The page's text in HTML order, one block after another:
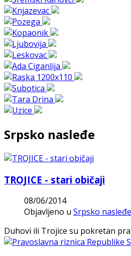
Srpsko nasleđe
TROJICE - stari običaji
08/06/2014
Objavljeno u Srpsko nasleđe
Duhovi ili Trojice su pokretan